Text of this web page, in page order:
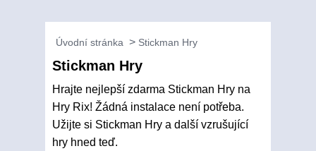
Úvodní stránka Stickman Hry
Stickman Hry
Hrajte nejlepší zdarma Stickman Hry na
Hry Rix! Žádná instalace není potřeba.
Užijte si Stickman Hry a další vzrušující
hry hned teď.